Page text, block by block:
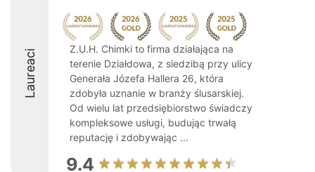
Laureaci
Z.U.H. Chimki to firma działająca na
terenie Działdowa, z siedzibą przy ulicy
Generała Józefa Hallera 26, która
zdobyła uznanie w branży ślusarskiej.
Od wielu lat przedsiębiorstwo świadczy
kompleksowe usługi, budując trwałą
reputację i zdobywając ...
9.4